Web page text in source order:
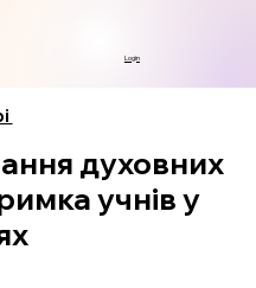
Login
духовних
учнів у